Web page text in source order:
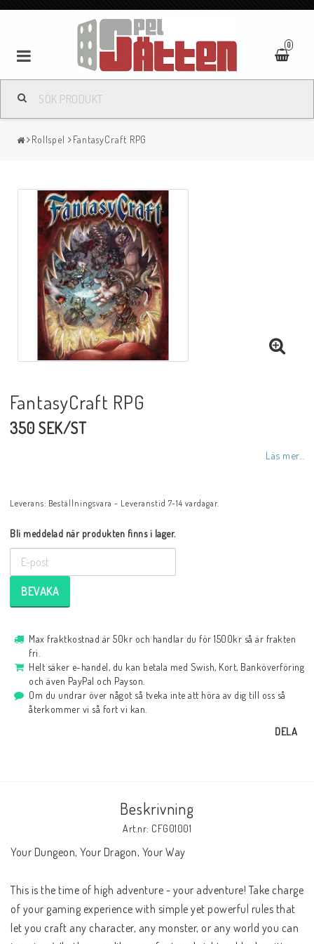
0
Rollspel FantasyCraft RPG
FantasyCraft RPG
350 SEK/ST
Läs mer...
Leverans: Beställningsvara - Leveranstid 7-14 vardagar.
Bli meddelad när produkten finns i lager.
BEVAKA
Max fraktkostnad är 50kr och handlar du för 1500kr så är frakten
fri.
Helt säker e-handel, du kan betala med Swish, Kort, Banköverföring
och även PayPal och Payson.
Om du undrar över något så tveka inte att höra av dig till oss så
återkommer vi så fort vi kan.
DELA
Beskrivning
Art.nr: CFG01001
Your Dungeon, Your Dragon, Your Way
This is the time of high adventure - your adventure! Take charge
of your gaming experience with simple yet powerful rules that
let you craft any character, any monster, or any world you can